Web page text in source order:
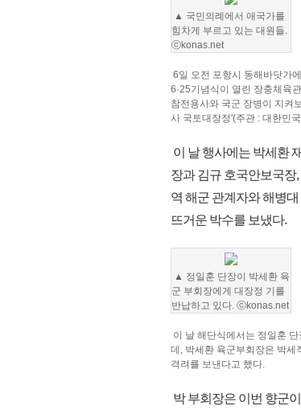
▲ 국민의례에서 애국가를
힘차게 부르고 있는 대원들.
ⓒkonas.net
6일 오전 포항시 동해바닷가
6·25기념식이 열린 장충체육
참전용사와 국군 장병이 지켜
사 국토대장정'(주관 : 대한민
이 날 행사에는 박세환
장과 김규 호국안보국장
역 해군 관계자와 해병
뜨거운 박수를 보냈다.
▲ 정일훈 단장이 박세환 육
군 부회장에게 대장정 기를
반납하고 있다. ⓒkonas.net
이 날 해단식에서는 정일훈
데, 박세환 육군부회장은 박세
격려를 보낸다고 했다.
박 부회장은 이번 향군